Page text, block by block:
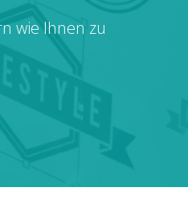
wie Ihnen zu